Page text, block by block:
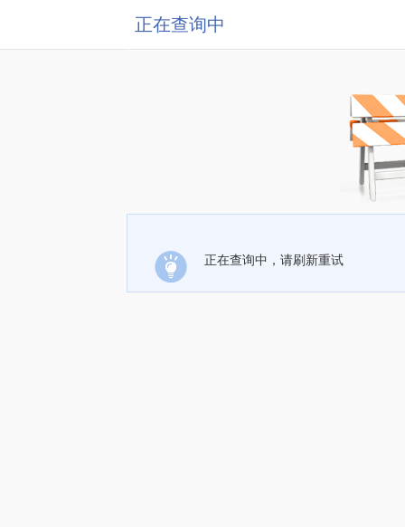
正在查询中
正在查询中，请刷新重试